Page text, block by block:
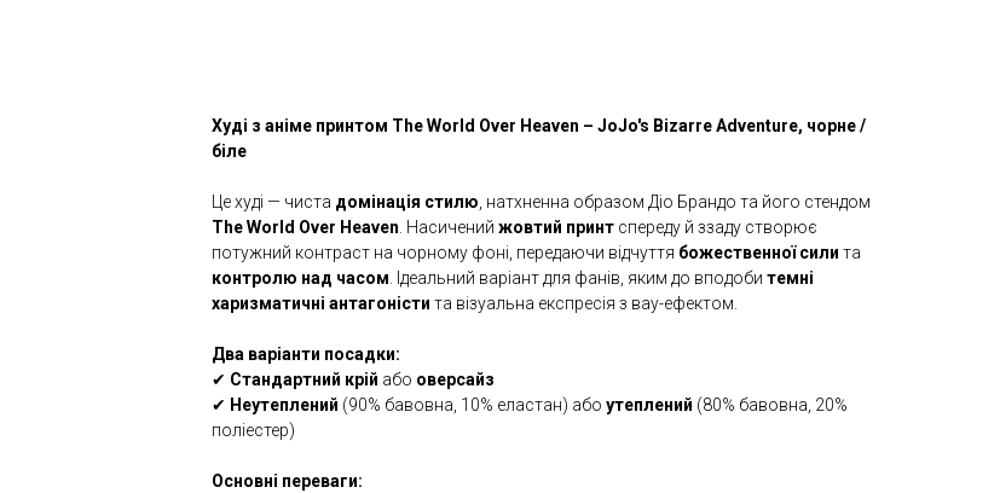
Худі з аніме принтом The World Over Heaven – JoJo's Bizarre Adventure, чорне /
біле
Це худі — чиста домінація стилю, натхненна образом Діо Брандо та його стендом
The World Over Heaven. Насичений жовтий принт спереду й ззаду створює
потужний контраст на чорному фоні, передаючи відчуття божественної сили та
контролю над часом. Ідеальний варіант для фанів, яким до вподоби темні
харизматичні антагоністи та візуальна експресія з вау-ефектом.
Два варіанти посадки:
✔ Стандартний крій або оверсайз
✔ Неутеплений (90% бавовна, 10% еластан) або утеплений (80% бавовна, 20%
поліестер)
Основні переваги: